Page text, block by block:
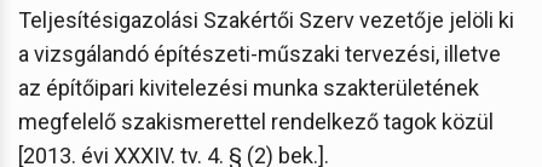
Teljesítésigazolási Szakértői Szerv vezetője jelöli ki
a vizsgálandó építészeti-műszaki tervezési, illetve
az építőipari kivitelezési munka szakterületének
megfelelő szakismerettel rendelkező tagok közül
[2013. évi XXXIV. tv. 4. § (2) bek.].